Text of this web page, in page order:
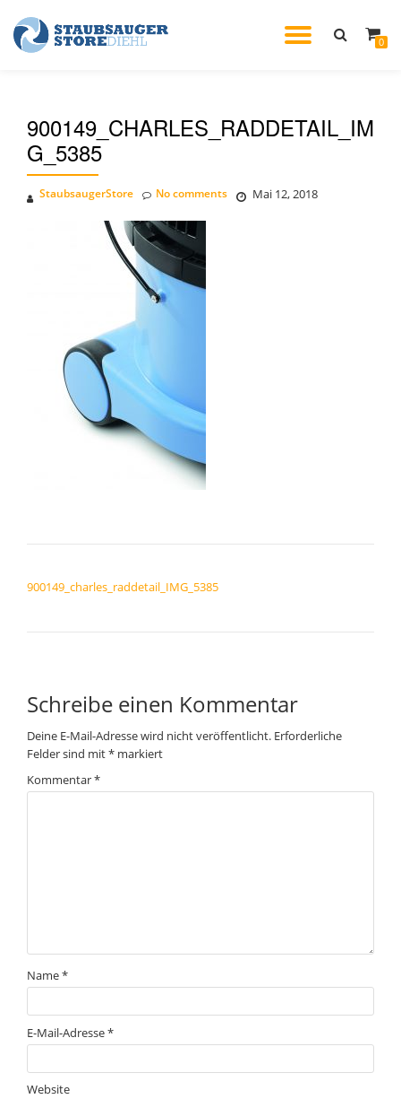
Skip
0
900149_CHARLES_RADDETAIL_IM
G_5385
StaubsaugerStore Mai 12, 2018
No comments
900149_charles_raddetail_IMG_5385
Schreibe einen Kommentar
Deine E-Mail-Adresse wird nicht veröffentlicht. Erforderliche
Felder sind mit* markiert
Kommentar*
Name*
E-Mail-Adresse*
Website